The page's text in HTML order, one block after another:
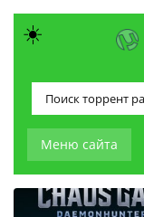
Меню сайта
☀️